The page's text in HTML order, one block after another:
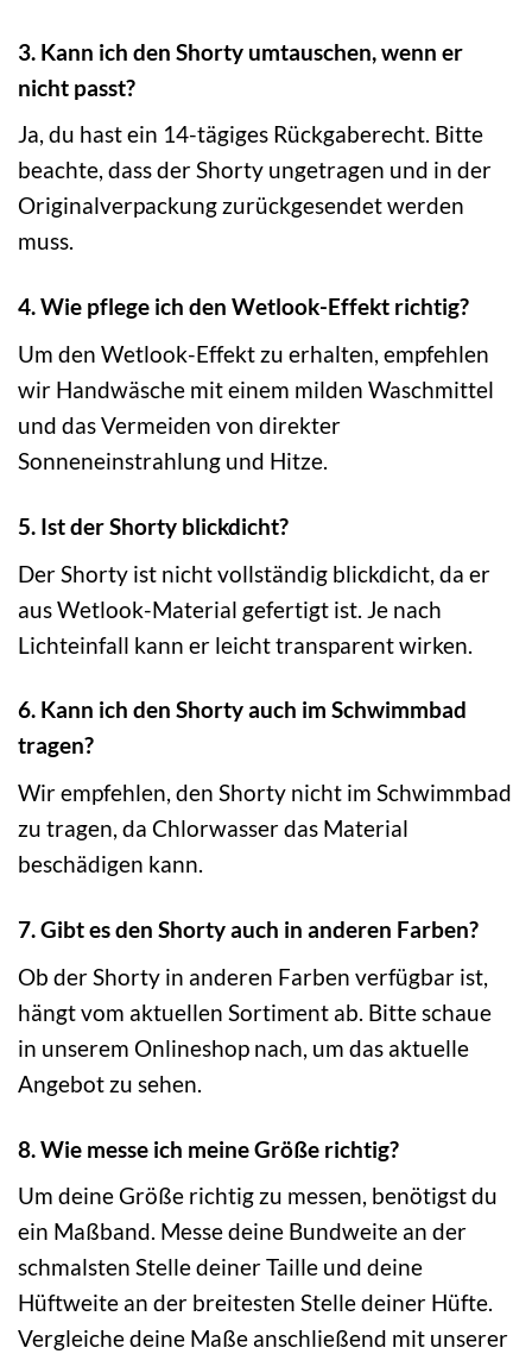
3. Kann ich den Shorty umtauschen, wenn er
nicht passt?
Ja, du hast ein 14-tägiges Rückgaberecht. Bitte
beachte, dass der Shorty ungetragen und in der
Originalverpackung zurückgesendet werden
muss.
4. Wie pflege ich den Wetlook-Effekt richtig?
Um den Wetlook-Effekt zu erhalten, empfehlen
wir Handwäsche mit einem milden Waschmittel
und das Vermeiden von direkter
Sonneneinstrahlung und Hitze.
5. Ist der Shorty blickdicht?
Der Shorty ist nicht vollständig blickdicht, da er
aus Wetlook-Material gefertigt ist. Je nach
Lichteinfall kann er leicht transparent wirken.
6. Kann ich den Shorty auch im Schwimmbad
tragen?
Wir empfehlen, den Shorty nicht im Schwimmbad
zu tragen, da Chlorwasser das Material
beschädigen kann.
7. Gibt es den Shorty auch in anderen Farben?
Ob der Shorty in anderen Farben verfügbar ist,
hängt vom aktuellen Sortiment ab. Bitte schaue
in unserem Onlineshop nach, um das aktuelle
Angebot zu sehen.
8. Wie messe ich meine Größe richtig?
Um deine Größe richtig zu messen, benötigst du
ein Maßband. Messe deine Bundweite an der
schmalsten Stelle deiner Taille und deine
Hüftweite an der breitesten Stelle deiner Hüfte.
Vergleiche deine Maße anschließend mit unserer